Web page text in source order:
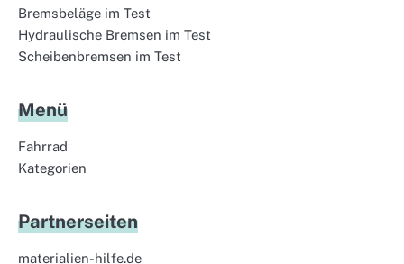
Bremsbeläge im Test
Hydraulische Bremsen im Test
Scheibenbremsen im Test
Menü
Fahrrad
Kategorien
Partnerseiten
materialien-hilfe.de